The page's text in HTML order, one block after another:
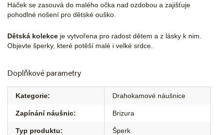
Háček se zasouvá do malého očka nad ozdobou a zajišťuje
pohodlné nošení pro dětské ouško.
Dětská kolekce je vytvořena pro radost dětem a z lásky k nim.
Objevte šperky, které potěší malé i velké srdce.
Doplňkové parametry
Kategorie: Drahokamové náušnice
Zapínání náušnic: Brizura
Typ produktu: Šperk